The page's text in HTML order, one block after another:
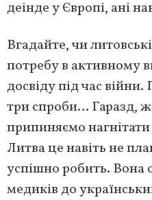
деінде у Європі, ані
Вгадайте, чи
потребу в активному
досвіду під час
три спроби… Гаразд,
припиняємо
Литва це навіть не
успішно робить. Вона
медиків до